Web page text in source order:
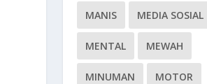
MANIS MEDIA SOSIAL
MENTAL MEWAH
MINUMAN MOTOR